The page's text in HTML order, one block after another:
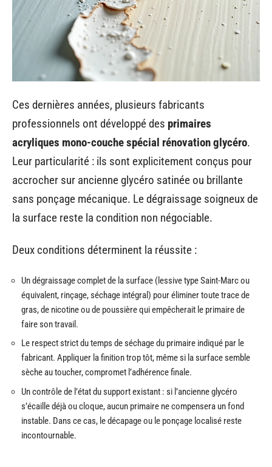
Ces dernières années, plusieurs fabricants
professionnels ont développé des primaires
acryliques mono-couche spécial rénovation glycéro.
Leur particularité : ils sont explicitement conçus pour
accrocher sur ancienne glycéro satinée ou brillante
sans ponçage mécanique. Le dégraissage soigneux de
la surface reste la condition non négociable.
Deux conditions déterminent la réussite :
Un dégraissage complet de la surface (lessive type Saint-Marc ou
équivalent, rinçage, séchage intégral) pour éliminer toute trace de
gras, de nicotine ou de poussière qui empêcherait le primaire de
faire son travail.
Le respect strict du temps de séchage du primaire indiqué par le
fabricant. Appliquer la finition trop tôt, même si la surface semble
sèche au toucher, compromet l’adhérence finale.
Un contrôle de l’état du support existant : si l’ancienne glycéro
s’écaille déjà ou cloque, aucun primaire ne compensera un fond
instable. Dans ce cas, le décapage ou le ponçage localisé reste
incontournable.